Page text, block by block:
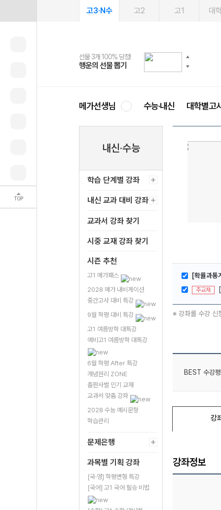
TOP
고3·N수 고2 고1 대
선물 3개 100% 당첨!
행운의 선물 뽑기
선물 100% 증정!
메가스터디 X 올리브
여름방학 스터디 캐시백
메가런 썸머스쿨
2027 러셀 단과
강사 공개선발
스마트러닝앱
설문 EVENT
메가패스
3일 무료 체험권
메가패스 수강생 무료혜택!
메가클럽 멤버십
사회공헌 캠페인
희망이룸 메가나눔
메가선생님 수능·내신 대학별고
내신·수능
학습 단계별 강좌
내신 교과 대비 강좌
교과서 강좌 찾기
시중 교재 강좌 찾기
시즌 추천
고1 메가패스
2028 메가 내비게이션
중간고사 대비 특강
9월 학평 대비 특강
고1 여름방학 대특강
예비고1 여름방학 대특강
6월 학평 After 특강
개념원리 ZONE
출판사별 인기 교재
교과서 맞춤 강좌
2028 수능 예시문항
학습관리
문제은행
과목별 기획 강좌
[국·영] 학평변형 특강
[국어] 고1 국어 필승 비법
[확률과통
주교재
※ 강좌를 수강 신
BEST 수강평
강
강좌정보